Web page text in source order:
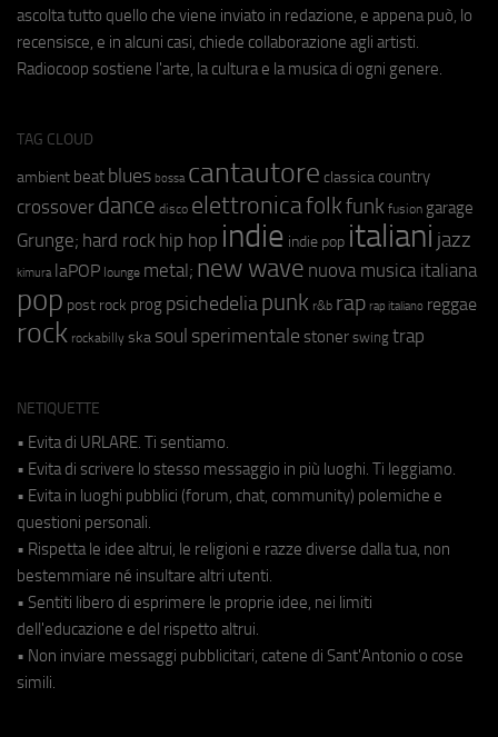
ascolta tutto quello che viene inviato in redazione, e appena può, lo
recensisce, e in alcuni casi, chiede collaborazione agli artisti.
Radiocoop sostiene l'arte, la cultura e la musica di ogni genere.
TAG CLOUD
ambient beat blues bossa cantautore classica country
crossover dance disco elettronicafolkfunk fusion garage
Grunge; hard rock hip hop indie indie pop italiani jazz
kimura laPOP lounge metal; new wave nuova musica italiana
pop post rock prog psichedeliapunk r&b rap rap italiano reggae
rock rockabilly ska soul sperimentale stoner swing trap
NETIQUETTE
• Evita di URLARE. Ti sentiamo.
• Evita di scrivere lo stesso messaggio in più luoghi. Ti leggiamo.
• Evita in luoghi pubblici (forum, chat, community) polemiche e
questioni personali.
• Rispetta le idee altrui, le religioni e razze diverse dalla tua, non
bestemmiare né insultare altri utenti.
• Sentiti libero di esprimere le proprie idee, nei limiti
dell'educazione e del rispetto altrui.
• Non inviare messaggi pubblicitari, catene di Sant'Antonio o cose
simili.